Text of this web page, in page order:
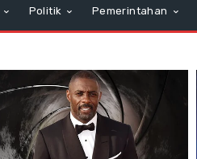
Politik Pemerintahan